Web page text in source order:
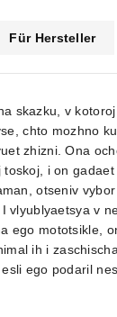
Für Hersteller
skazku, v
chto mozhno
zhizni. Ona
i on
otseniv
v
ego mototsikle,
ih i
ego podaril